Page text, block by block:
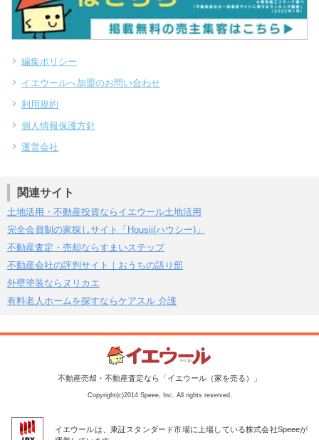
編集ポリシー
イエウールへ加盟のお問い合わせ
利用規約
個人情報保護方針
運営会社
関連サイト
土地活用・不動産投資ならイエウール土地活用
完全会員制の家探しサイト「Housii(ハウシー)」
不動産査定・売却ならすまいステップ
不動産会社の評判サイト｜おうちの語り部
外壁塗装ならヌリカエ
有料老人ホームを探すならケアスル 介護
不動産売却・不動産査定なら「イエウール（家を売る）」
Copyright(c)2014 Speee, Inc. All rights reserved.
イエウールは、東証スタンダード市場に上場している株式会社Speeeが